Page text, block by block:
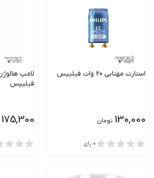
استارت مهتابی 20 وات فیلیپس
130,000 تومان
0 رای
فیلیپس
175,300